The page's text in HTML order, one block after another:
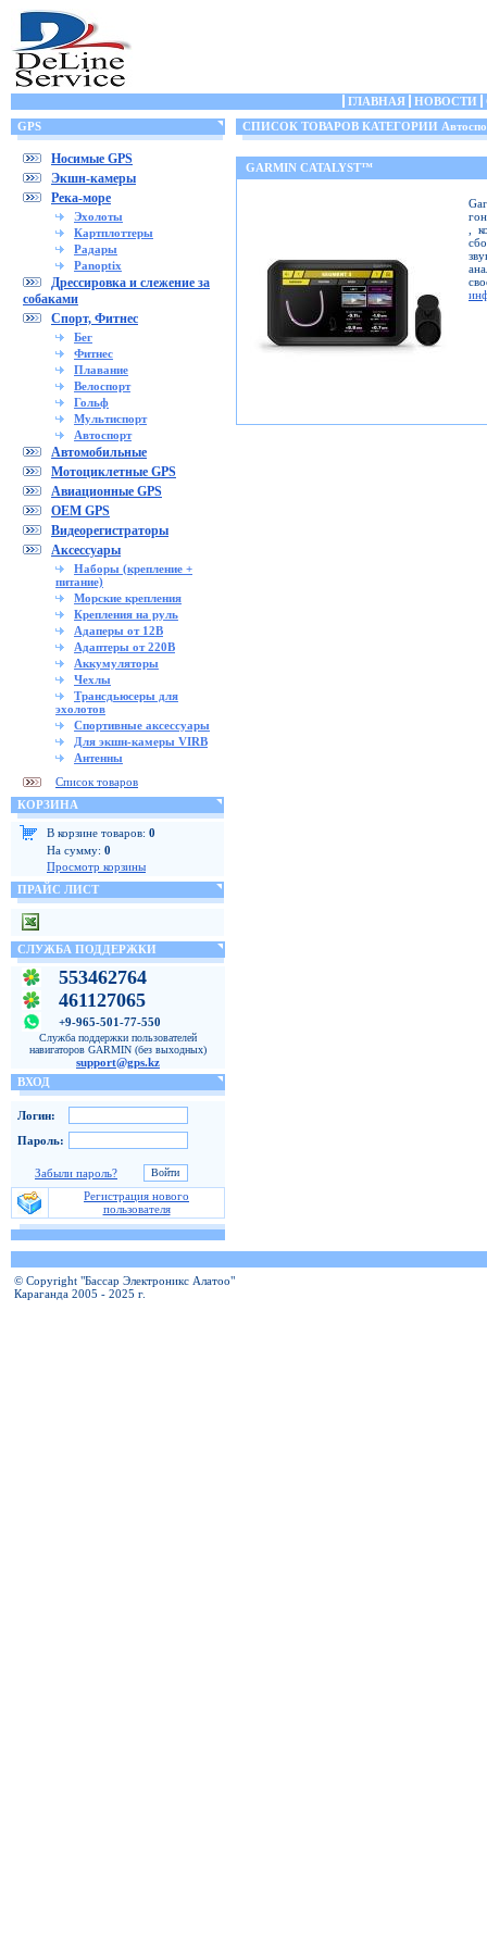
ГЛАВНАЯ НОВОСТИ
GPS
Носимые GPS
Экшн-камеры
Река-море
Эхолоты
Картплоттеры
Радары
Panoptix
Дрессировка и слежение за
собаками
Спорт, Фитнес
Бег
Фитнес
Плавание
Велоспорт
Гольф
Мультиспорт
Автоспорт
Автомобильные
Мотоциклетные GPS
Авиационные GPS
OEM GPS
Видеорегистраторы
Аксессуары
Наборы (крепление +
питание)
Морские крепления
Крепления на руль
Адаперы от 12В
Адаптеры от 220В
Аккумуляторы
Чехлы
Трансдьюсеры для
эхолотов
Спортивные аксессуары
Для экшн-камеры VIRB
Антенны
Список товаров
КОРЗИНА
В корзине товаров: 0
На сумму: 0
Просмотр корзины
ПРАЙС ЛИСТ
СЛУЖБА ПОДДЕРЖКИ
553462764
461127065
+9-965-501-77-550
Служба поддержки пользователей
навигаторов GARMIN (без выходных)
support@gps.kz
ВХОД
Логин:
Пароль:
Забыли пароль?
Регистрация нового
пользователя
СПИСОК ТОВАРОВ КАТЕГОРИИ
GARMIN CATALYST™
,
© Copyright "Бассар Электроникс Алатоо"
Караганда 2005 - 2025 г.